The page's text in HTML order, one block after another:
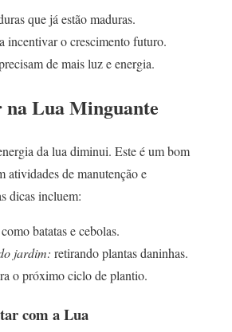
que já estão maduras.
incentivar o crescimento futuro.
de mais luz e energia.
Lua Minguante
da lua diminui. Este é um bom
atividades de manutenção e
dicas incluem:
como batatas e cebolas.
jardim: retirando plantas daninhas.
o próximo ciclo de plantio.
com a Lua